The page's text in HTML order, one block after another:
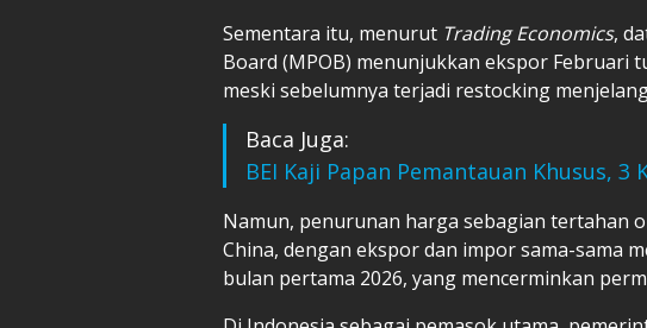
Sementara itu, menurut Trading Economics,
Board (MPOB) menunjukkan ekspor Februari
meski sebelumnya terjadi restocking
Baca Juga:
BEI Kaji Papan Pemantauan Khusus,
Namun, penurunan harga sebagian tertahan
China, dengan ekspor dan impor sama-sama
bulan pertama 2026, yang mencerminkan